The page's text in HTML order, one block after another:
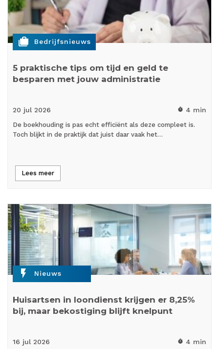
cases Bedrijfsnieuws
5 praktische tips om tijd en geld te
besparen met jouw administratie
20 jul 2026 timer 4 min
De boekhouding is pas echt efficiënt als deze compleet is.
Toch blijkt in de praktijk dat juist daar vaak het…
Lees meer
flash_on Nieuws
Huisartsen in loondienst krijgen er 8,25%
bij, maar bekostiging blijft knelpunt
16 jul 2026 timer 4 min